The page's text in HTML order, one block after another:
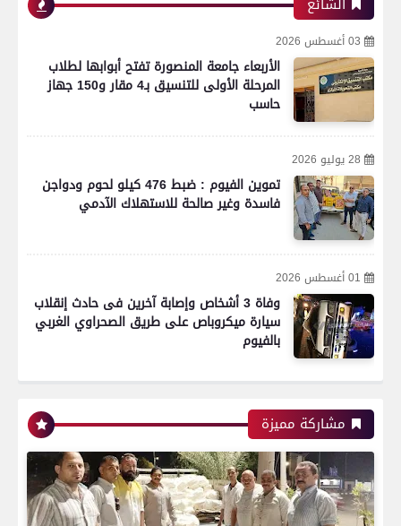
03 أغسطس 2026
الأربعاء جامعة المنصورة تفتح أبوابها لطلاب
المرحلة الأولى للتنسيق بـ4 مقار و150 جهاز
حاسب
28 يوليو 2026
تموين الفيوم : ضبط 476 كيلو لحوم ودواجن
فاسدة وغير صالحة للاستهلاك الآدمي
01 أغسطس 2026
وفاة 3 أشخاص وإصابة آخرين فى حادث إنقلاب
سيارة ميكروباص على طريق الصحراوي الغربي
بالفيوم
مشاركة مميزة